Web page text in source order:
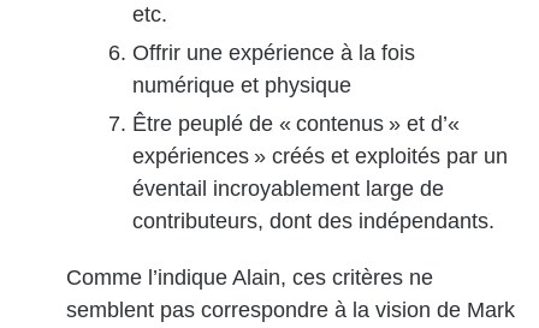
etc.
Offrir une expérience à la fois
numérique et physique
Être peuplé de « contenus » et d’«
expériences » créés et exploités par un
éventail incroyablement large de
contributeurs, dont des indépendants.
Comme l’indique Alain, ces critères ne
semblent pas correspondre à la vision de Mark